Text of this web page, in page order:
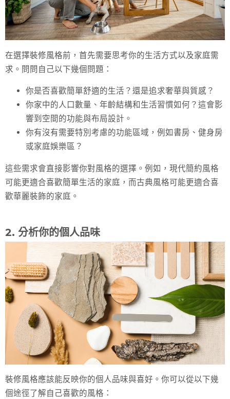
在選擇裝修風格前，首先需要思考你的生活方式以及家庭需
求。問問自己以下幾個問題：
你是否喜歡簡單舒適的生活？還是追求奢華與質感？
你家中的人口數量、年齡結構和生活習慣如何？這會影
響到空間的功能與布局設計。
你有沒有需要特別考慮的功能區域，例如書房、健身房
或家庭娛樂區？
這些需求會直接影響你對風格的選擇。例如，現代簡約風格
可能更適合喜歡簡單生活的家庭，而古典風格可能更適合喜
歡華麗裝飾的家庭。
2. 分析你的個人品味
裝修風格應該能反映你的個人品味與喜好。你可以從以下幾
個途徑了解自己喜歡的風格：